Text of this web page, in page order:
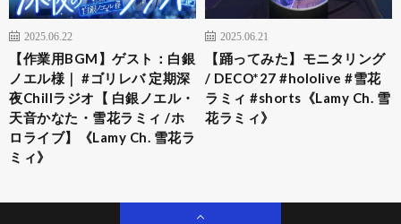
2025.06.22
【作業用BGM】ゲスト：白銀
ノエル様｜ #ゴリレバ 定期深
夜Chillラジオ【 白銀ノエル・
天音かなた・雪花ラミィ /ホ
ロライブ】《Lamy Ch. 雪花ラ
ミィ》
2025.06.21
【踊ってみた】モニタリング
/ DECO*27 #hololive #雪花
ラミィ #shorts《Lamy Ch. 雪
花ラミィ》